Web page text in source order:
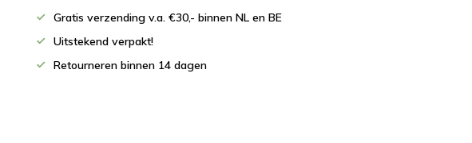
Gratis verzending v.a. €30,- binnen NL en BE
Uitstekend verpakt!
Retourneren binnen 14 dagen